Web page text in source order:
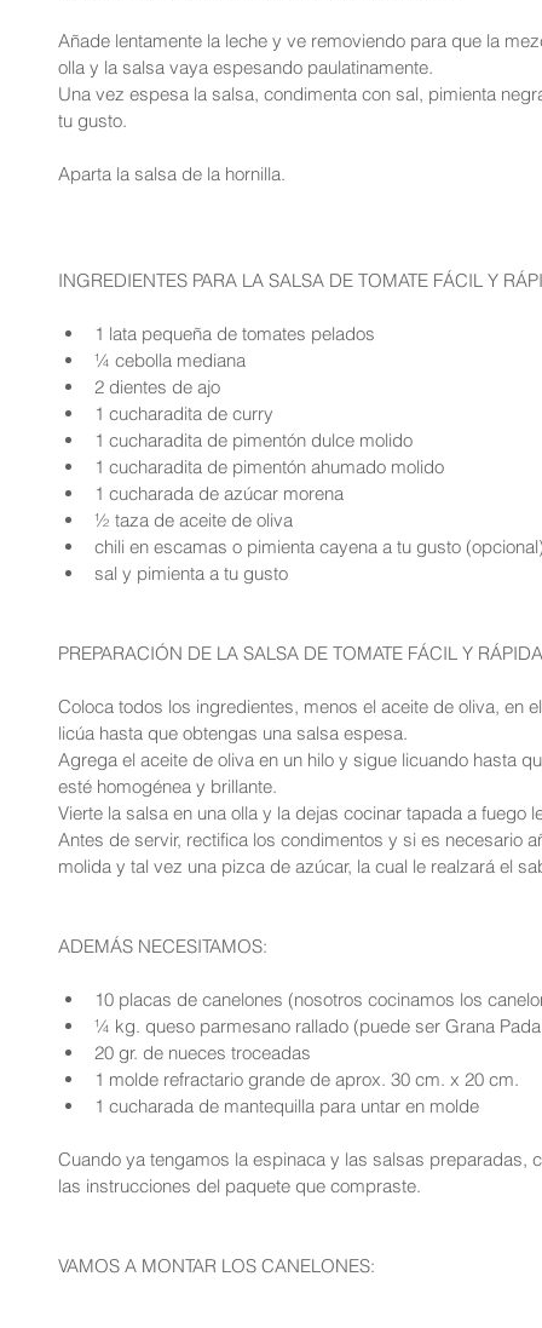
Añade lentamente la leche y ve removiendo para que la
olla y la salsa vaya espesando paulatinamente.
Una vez espesa la salsa, condimenta con sal, pimienta
tu gusto.
Aparta la salsa de la hornilla.
INGREDIENTES PARA LA SALSA DE TOMATE FÁCIL Y
1 lata pequeña de tomates pelados
¼ cebolla mediana
2 dientes de ajo
1 cucharadita de curry
1 cucharadita de pimentón dulce molido
1 cucharadita de pimentón ahumado molido
1 cucharada de azúcar morena
½ taza de aceite de oliva
chili en escamas o pimienta cayena a tu gusto
sal y pimienta a tu gusto
PREPARACIÓN DE LA SALSA DE TOMATE FÁCIL Y
Coloca todos los ingredientes, menos el aceite de oliva, en
licúa hasta que obtengas una salsa espesa.
Agrega el aceite de oliva en un hilo y sigue licuando hasta
esté homogénea y brillante.
Vierte la salsa en una olla y la dejas cocinar tapada a fuego
Antes de servir, rectifica los condimentos y si es necesario
molida y tal vez una pizca de azúcar, la cual le realzará el
ADEMÁS NECESITAMOS:
10 placas de canelones (nosotros cocinamos los
¼ kg. queso parmesano rallado (puede ser Grana
20 gr. de nueces troceadas
1 molde refractario grande de aprox. 30 cm. x 20 cm.
1 cucharada de mantequilla para untar en molde
Cuando ya tengamos la espinaca y las salsas preparadas,
las instrucciones del paquete que compraste.
VAMOS A MONTAR LOS CANELONES: